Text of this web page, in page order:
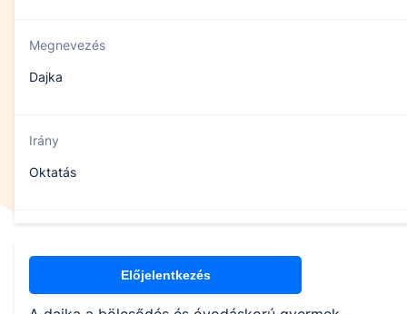
Megnevezés
Dajka
Irány
Oktatás
Előjelentkezés